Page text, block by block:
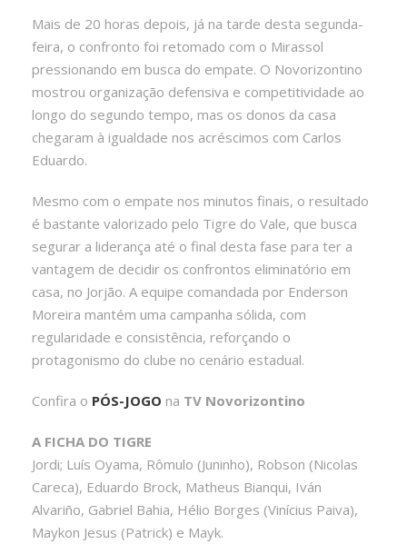
Mais de 20 horas depois, já na tarde desta segunda-
feira, o confronto foi retomado com o Mirassol
pressionando em busca do empate. O Novorizontino
mostrou organização defensiva e competitividade ao
longo do segundo tempo, mas os donos da casa
chegaram à igualdade nos acréscimos com Carlos
Eduardo.
Mesmo com o empate nos minutos finais, o resultado
é bastante valorizado pelo Tigre do Vale, que busca
segurar a liderança até o final desta fase para ter a
vantagem de decidir os confrontos eliminatório em
casa, no Jorjão. A equipe comandada por Enderson
Moreira mantém uma campanha sólida, com
regularidade e consistência, reforçando o
protagonismo do clube no cenário estadual.
Confira o PÓS-JOGO na TV Novorizontino
A FICHA DO TIGRE
Jordi; Luís Oyama, Rômulo (Juninho), Robson (Nicolas
Careca), Eduardo Brock, Matheus Bianqui, Iván
Alvariño, Gabriel Bahia, Hélio Borges (Vinícius Paiva),
Maykon Jesus (Patrick) e Mayk.